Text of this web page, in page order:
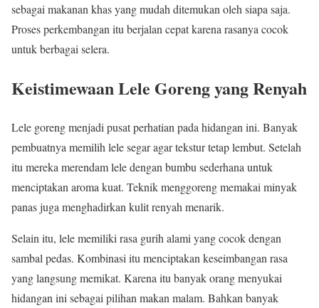
sebagai makanan khas yang mudah ditemukan oleh siapa saja.
Proses perkembangan itu berjalan cepat karena rasanya cocok
untuk berbagai selera.
Keistimewaan Lele Goreng yang Renyah
Lele goreng menjadi pusat perhatian pada hidangan ini. Banyak
pembuatnya memilih lele segar agar tekstur tetap lembut. Setelah
itu mereka merendam lele dengan bumbu sederhana untuk
menciptakan aroma kuat. Teknik menggoreng memakai minyak
panas juga menghadirkan kulit renyah menarik.
Selain itu, lele memiliki rasa gurih alami yang cocok dengan
sambal pedas. Kombinasi itu menciptakan keseimbangan rasa
yang langsung memikat. Karena itu banyak orang menyukai
hidangan ini sebagai pilihan makan malam. Bahkan banyak